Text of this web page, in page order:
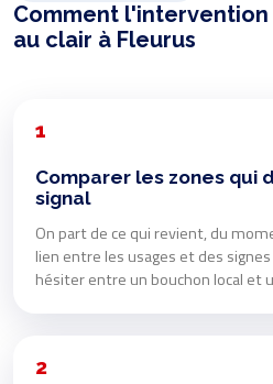
Comment
au clair à Fleurus
1
Comparer les zones qui
signal
On part de ce qui revient, du
lien entre les usages et des
hésiter entre un bouchon local et
2